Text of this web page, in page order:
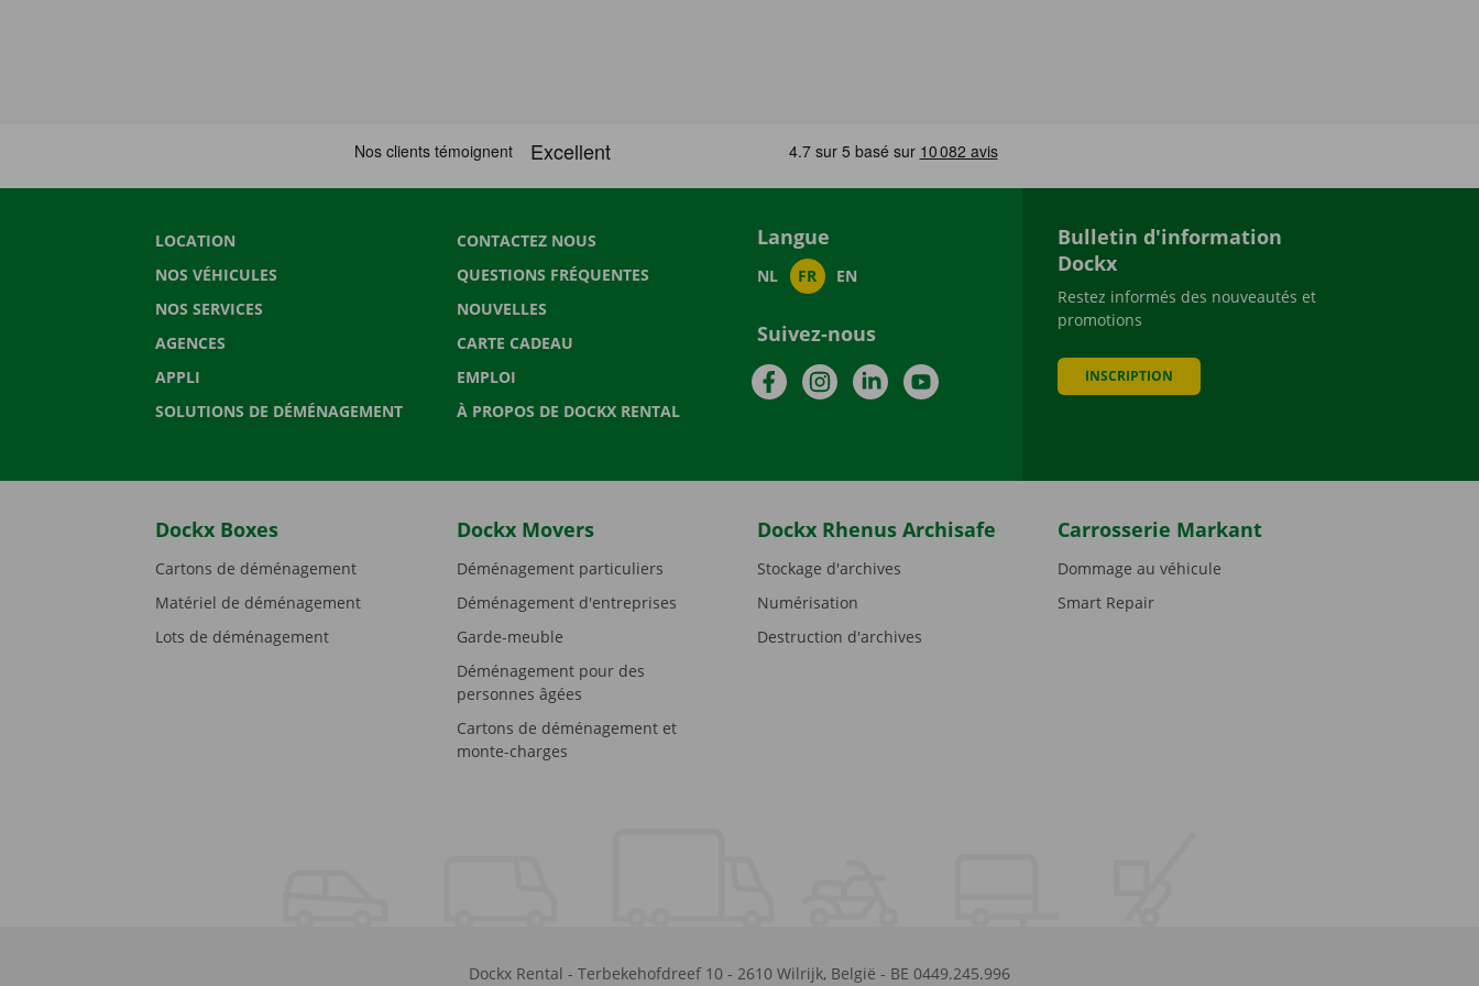
LOCATION
NOS VÉHICULES
NOS SERVICES
AGENCES
APPLI
SOLUTIONS DE DÉMÉNAGEMENT
CONTACTEZ NOUS
QUESTIONS FRÉQUENTES
NOUVELLES
CARTE CADEAU
EMPLOI
À PROPOS DE DOCKX RENTAL
Langue
NL FR EN
Suivez-nous
FacebookInstagramLinkedInYouTube
Bulletin d'information
Dockx
Restez informés des nouveautés et
promotions
INSCRIPTION
Dockx Boxes
Cartons de déménagement
Matériel de déménagement
Lots de déménagement
Dockx Movers
Déménagement particuliers
Déménagement d'entreprises
Garde-meuble
Déménagement pour des
personnes âgées
Cartons de déménagement et
monte-charges
Dockx Rhenus Archisafe
Stockage d'archives
Numérisation
Destruction d'archives
Carrosserie Markant
Dommage au véhicule
Smart Repair
Dockx Rental - Terbekehofdreef 10- 2610 Wilrijk, België - BE 0449.245.996